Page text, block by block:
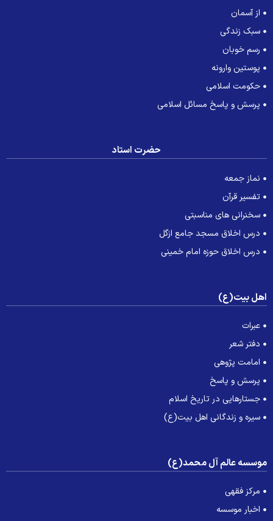
از آسمان
سبک زندگی
رسم خوبان
پوستین وارونه
حکومت اسلامی
پرسش و پاسخ مسائل اسلامی
حضرت استاد
نماز جمعه
تفسیر قرآن
سخنرانی های مناسبتی
درس اخلاق مسجد جامع ازگل
درس اخلاق حوزه امام خمینی
بیت(ع)
عبرات
دفتر شعر
امامت پژوهی
پرسش و پاسخ
جستارهایی در تاریخ اسلام
سیره و زندگانی اهل بیت(ع)
عالم آل محمد(ع)
مرکز فقهی
اخبار موسسه